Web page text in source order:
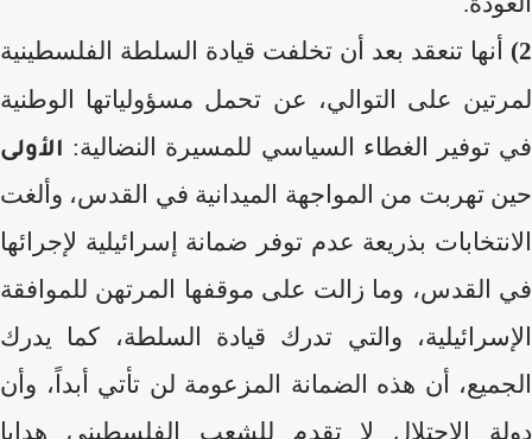
2)
أنها تنعقد بعد أن تخلفت قيادة السلطة الفلسطينية
لمرتين على التوالي، عن تحمل مسؤولياتها الوطنية
في توفير الغطاء السياسي للمسيرة النضالية: الأولى
حين تهربت من المواجهة الميدانية في القدس، وألغت
الانتخابات بذريعة عدم توفر ضمانة إسرائيلية لإجرائها
في القدس، وما زالت على موقفها المرتهن للموافقة
الإسرائيلية، والتي تدرك قيادة السلطة، كما يدرك
الجميع، أن هذه الضمانة المزعومة لن تأتي أبداً، وأن
دولة الاحتلال لا تقدم للشعب الفلسطيني هدايا